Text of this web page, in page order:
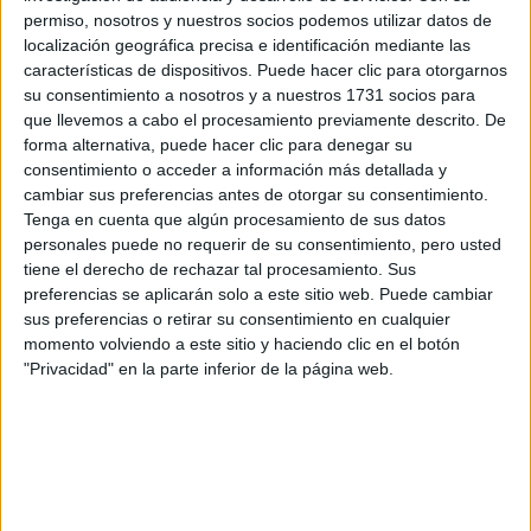
permiso, nosotros y nuestros socios podemos utilizar datos de
localización geográfica precisa e identificación mediante las
características de dispositivos. Puede hacer clic para otorgarnos
su consentimiento a nosotros y a nuestros 1731 socios para
que llevemos a cabo el procesamiento previamente descrito. De
forma alternativa, puede hacer clic para denegar su
consentimiento o acceder a información más detallada y
cambiar sus preferencias antes de otorgar su consentimiento.
Tenga en cuenta que algún procesamiento de sus datos
personales puede no requerir de su consentimiento, pero usted
tiene el derecho de rechazar tal procesamiento. Sus
preferencias se aplicarán solo a este sitio web. Puede cambiar
sus preferencias o retirar su consentimiento en cualquier
momento volviendo a este sitio y haciendo clic en el botón
"Privacidad" en la parte inferior de la página web.
teórico-práctica, los contenidos se agrupan en los
siguientes módulos profesionales:
Diseño técnico de escenografías y fallas.
Planificación de la producción.
Organización de la producción de estructuras y
maquinaria escénica.
Organización de la producción de figuras
corpóreas y ninots.
Organización de la producción de utilería.
Organización de la plantá de fallas.
Organización del montaje de decorados.
Ambientación y servicio de espectáculos.